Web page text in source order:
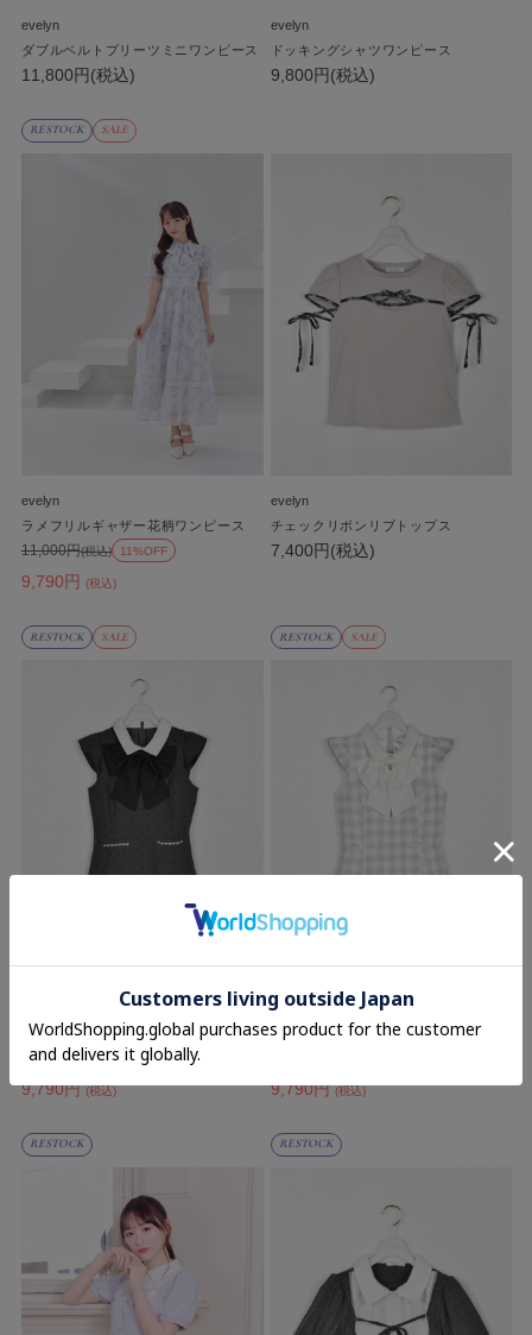
evelyn
ダブルベルトプリーツミニワンピース
11,800円(税込)
evelyn
ドッキングシャツワンピース
9,800円(税込)
RESTOCK SALE
evelyn
ラメフリルギャザー花柄ワンピース
9,790円 (税込)
11,000円(税込) 11%OFF
evelyn
チェックリボンリブトップス
7,400円(税込)
RESTOCK SALE
ビックリボンフリルワンピース
9,790円 (税込)
10,800円 (税込) 9%OFF
RESTOCK SALE
evelyn
ビックリボンフリルワンピース
9,790円 (税込)
RESTOCK RESTOCK